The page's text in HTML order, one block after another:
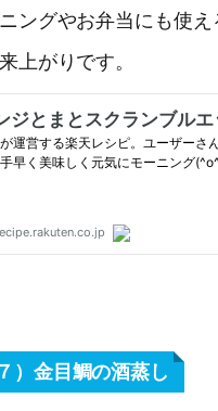
ングやお弁当にも使
上がりです。
７）金目鯛の酒蒸し